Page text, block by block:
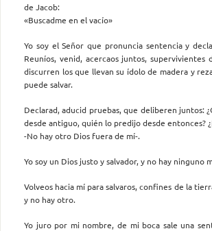
de Jacob:
«Buscadme en el vacío»
Yo soy el Señor que pronuncia sentencia y
Reuníos, venid, acercaos juntos, supervivientes
discurren los que llevan su ídolo de madera y
puede salvar.
Declarad, aducid pruebas, que deliberen juntos:
desde antiguo, quién lo predijo desde entonces?
-No hay otro Dios fuera de mí-.
Yo soy un Dios justo y salvador, y no hay ninguno
Volveos hacia mí para salvaros, confines de la
y no hay otro.
Yo juro por mi nombre, de mi boca sale una